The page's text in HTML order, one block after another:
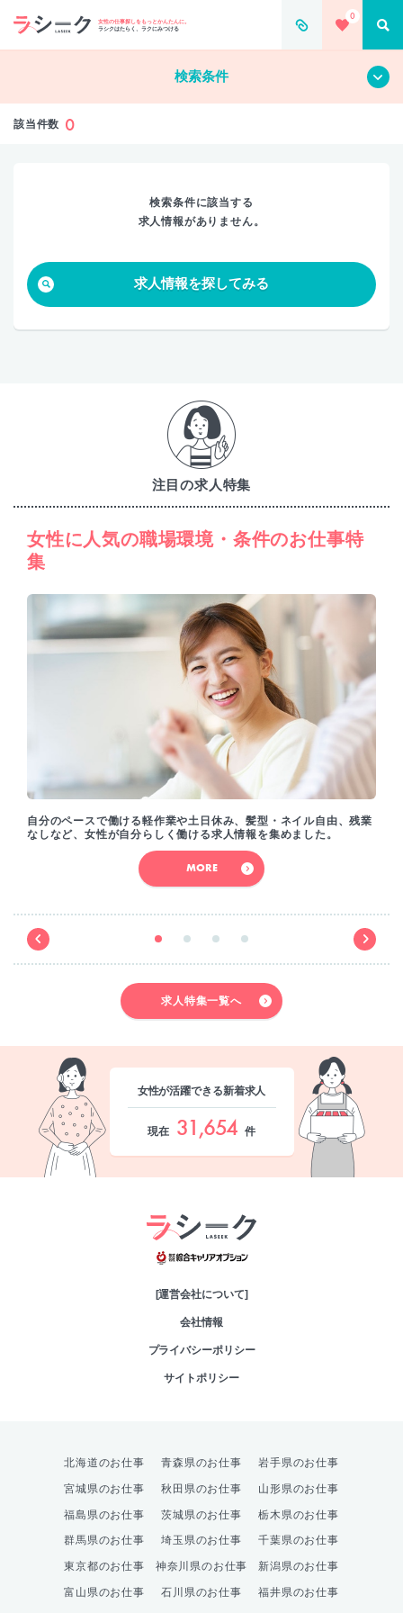
女性の仕事探しをもっとかんたんに。
ラシクはたらく、ラクにみつける
0
すべて
検索条件
該当件数 0
検索条件に該当する
求人情報がありません。
求人情報を探してみる
注目の求人特集
女性に人気の職場環境・条件のお仕事特
集
自分のペースで働ける軽作業や土日休み、髪型・ネイル自由、残業
なしなど、女性が自分らしく働ける求人情報を集めました。
MORE
求人特集一覧へ
女性が活躍できる新着求人
現在 31,654 件
[運営会社について]
会社情報
プライバシーポリシー
サイトポリシー
北海道のお仕事 青森県のお仕事 岩手県のお仕事
宮城県のお仕事 秋田県のお仕事 山形県のお仕事
福島県のお仕事 茨城県のお仕事 栃木県のお仕事
群馬県のお仕事 埼玉県のお仕事 千葉県のお仕事
東京都のお仕事 神奈川県のお仕事 新潟県のお仕事
富山県のお仕事 石川県のお仕事 福井県のお仕事